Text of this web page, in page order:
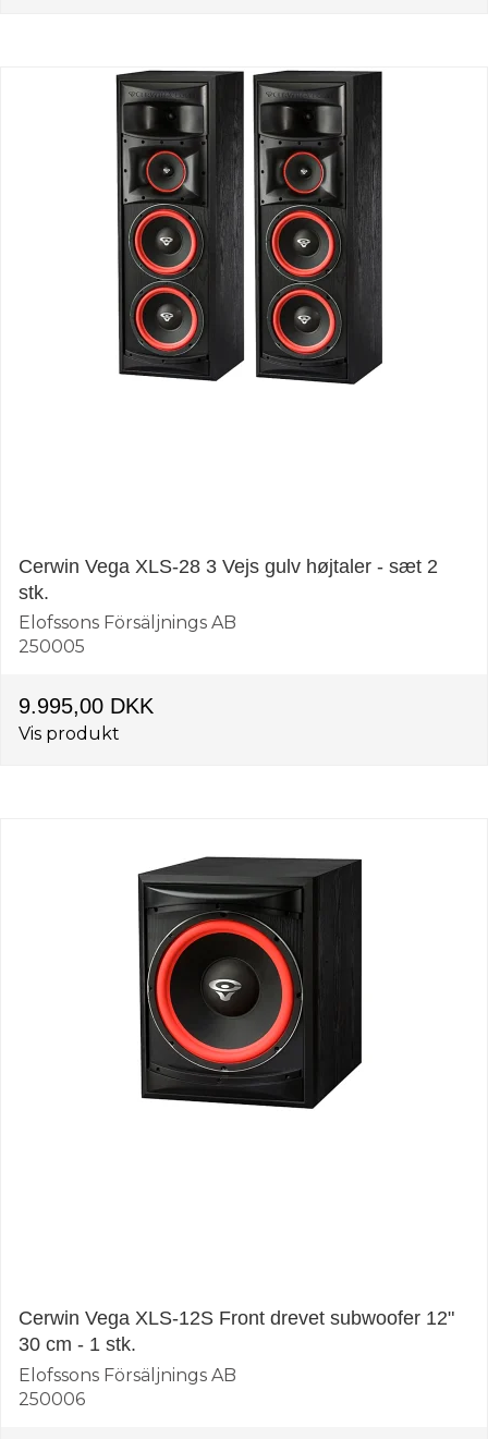
Cerwin Vega XLS-28 3 Vejs gulv højtaler - sæt 2
stk.
Elofssons Försäljnings AB
250005
9.995,00 DKK
Vis produkt
Cerwin Vega XLS-12S Front drevet subwoofer 12"
30 cm - 1 stk.
Elofssons Försäljnings AB
250006